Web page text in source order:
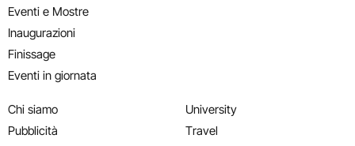
Eventi e Mostre
Inaugurazioni
Finissage
Eventi in giornata
Chi siamo
Pubblicità
University
Travel